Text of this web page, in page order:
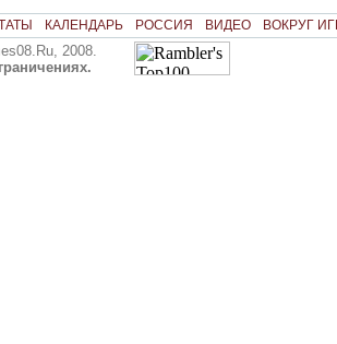
КАЛЕНДАРЬ РОССИЯ ВИДЕО ВОКРУГ
2008.